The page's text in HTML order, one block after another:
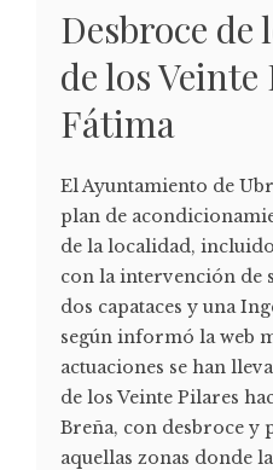
Desbroce de
de los Veinte
Fátima
El Ayuntamiento de
plan de
de la localidad,
con la intervención de
dos capataces y una
según informó la web
actuaciones se han
de los Veinte Pilares
Breña, con desbroce y
aquellas zonas donde